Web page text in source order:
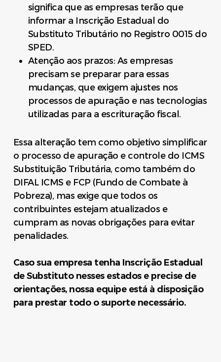
significa que as empresas terão que
informar a Inscrição Estadual do
Substituto Tributário no Registro 0015 do
SPED.
Atenção aos prazos: As empresas
precisam se preparar para essas
mudanças, que exigem ajustes nos
processos de apuração e nas tecnologias
utilizadas para a escrituração fiscal.
Essa alteração tem como objetivo simplificar
o processo de apuração e controle do ICMS
Substituição Tributária, como também do
DIFAL ICMS e FCP (Fundo de Combate à
Pobreza), mas exige que todos os
contribuintes estejam atualizados e
cumpram as novas obrigações para evitar
penalidades.
Caso sua empresa tenha Inscrição Estadual
de Substituto nesses estados e precise de
orientações, nossa equipe está à disposição
para prestar todo o suporte necessário.